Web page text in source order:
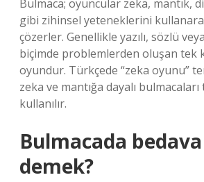
Bulmaca; oyuncular zeka, mantık,
gibi zihinsel yeteneklerini
çözerler. Genellikle yazılı, sözlü
biçimde problemlerden oluşan tek
oyundur. Türkçede “zeka oyunu”
zeka ve mantığa dayalı
kullanılır.
Bulmacada
demek?